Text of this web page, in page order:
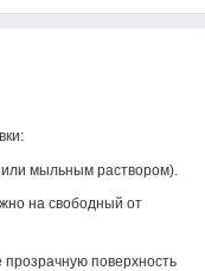
мыльным раствором).
на свободный от
поверхность